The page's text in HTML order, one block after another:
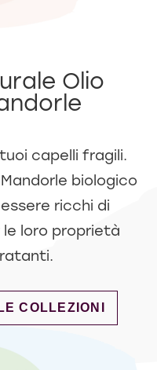
Olio
capelli fragili.
biologico
ricchi di
loro proprietà
RICARICA
COLLEZIONI